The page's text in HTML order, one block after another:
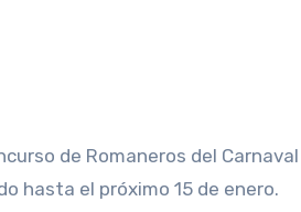
hasta el próximo 15 de enero.